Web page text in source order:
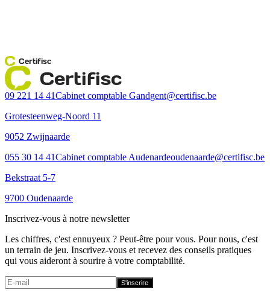
Certifisc
Certifisc
09 221 14 41Cabinet comptable Gandgent@certifisc.be
Grotesteenweg-Noord 11
9052 Zwijnaarde
055 30 14 41Cabinet comptable Audenardeoudenaarde@certifisc.be
Bekstraat 5-7
9700 Oudenaarde
Inscrivez-vous à notre newsletter
Les chiffres, c'est ennuyeux ? Peut-être pour vous. Pour nous, c'est
un terrain de jeu. Inscrivez-vous et recevez des conseils pratiques
qui vous aideront à sourire à votre comptabilité.
S'inscrire